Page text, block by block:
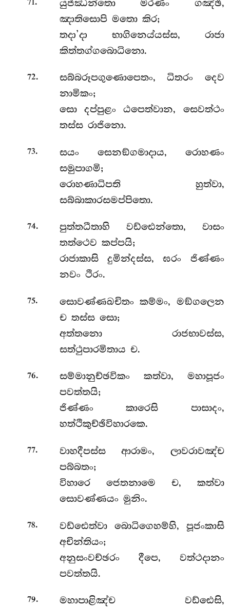
71
යුජ්ඣන්තො මරණං ගඤ්ඡි,
ඤාතිසොපි මතො කිර;
තදා’දා භාගිනෙය්යස්ස, රාජා
කිත්තග්ගබොධිනො.
72.
සබ්බරූපගුණොපෙතං, ධිතරං දෙව
නාමිකං;
සො දප්පුළං ඨපෙත්වාන, සෙවත්ථං
තස්ස රාජිනො.
73.
සයං සෙනඞ්ගමාදාය, රොහණං
සමුපාගමි;
රොහණාධිපති හුත්වා,
සබ්බාකාරසමප්පිතො.
74.
පුත්තධීතාහි වඩ්ඪෙන්තො, වාසං
තත්ථෙව කප්පයි;
රාජාකාසි දුමින්දස්ස, ඝරං ජිණ්ණං
නවං ථිරං.
75.
සොවණ්ණඛචිතං කම්මං, මඞ්ගලෙන
ච තස්ස සො;
අත්තනො රාජභාවස්ස,
සත්ථුපාරමිතාය ච.
76.
සම්මානුච්ඡවිකං කත්වා, මහාපූජං
පවත්තයි;
ජිණ්ණං කාරෙසි පාසාදං,
හත්ථිකුච්ඡිවිහාරකෙ.
77.
වාහදීපස්ස ආරාමං, ලාවරාවඤ්ච
පබ්බතං;
විහාරෙ ජෙතනාමෙ ච, කත්වා
සොවණ්ණයං මුනිං.
78.
වඩ්ඪෙත්වා බොධිගෙහම්හි, පූජංකාසි
අචින්තියං;
අනුසංවච්ඡරං දීපෙ, වත්ථදානං
පවත්තයි.
79.
මහාපාළිඤ්ච වඩ්ඪෙසි,